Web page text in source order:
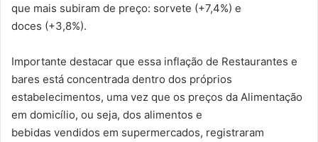
que mais subiram de preço: sorvete (+7,4%) e
doces (+3,8%).
Importante destacar que essa inflação de Restaurantes e
bares está concentrada dentro dos próprios
estabelecimentos, uma vez que os preços da Alimentação
em domicílio, ou seja, dos alimentos e
bebidas vendidos em supermercados, registraram